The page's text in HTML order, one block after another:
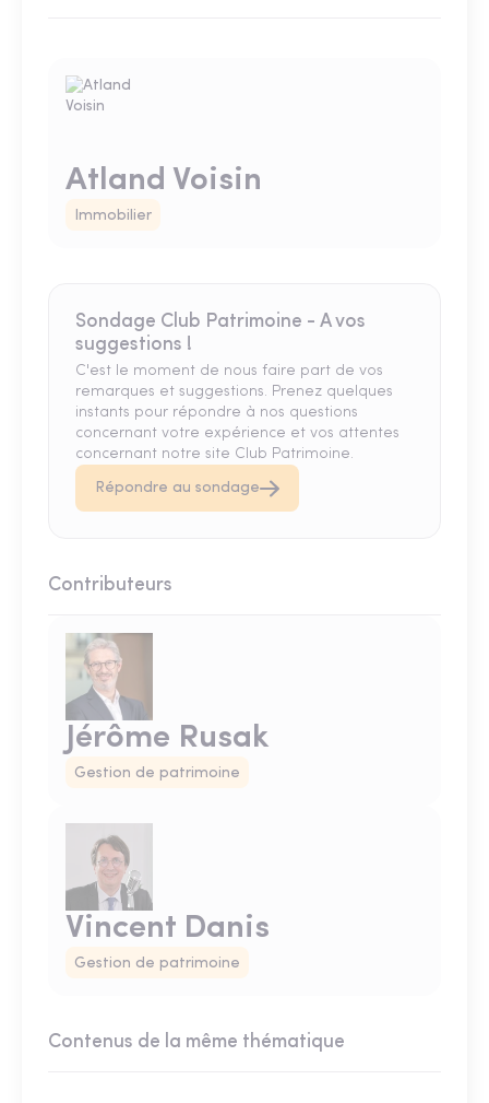
Atland Voisin
Immobilier
Sondage Club Patrimoine - A vos
suggestions !
C'est le moment de nous faire part de vos
remarques et suggestions. Prenez quelques
instants pour répondre à nos questions
concernant votre expérience et vos attentes
concernant notre site Club Patrimoine.
Répondre au sondage
Contributeurs
Jérôme Rusak
Gestion de patrimoine
Vincent Danis
Gestion de patrimoine
Contenus de la même thématique